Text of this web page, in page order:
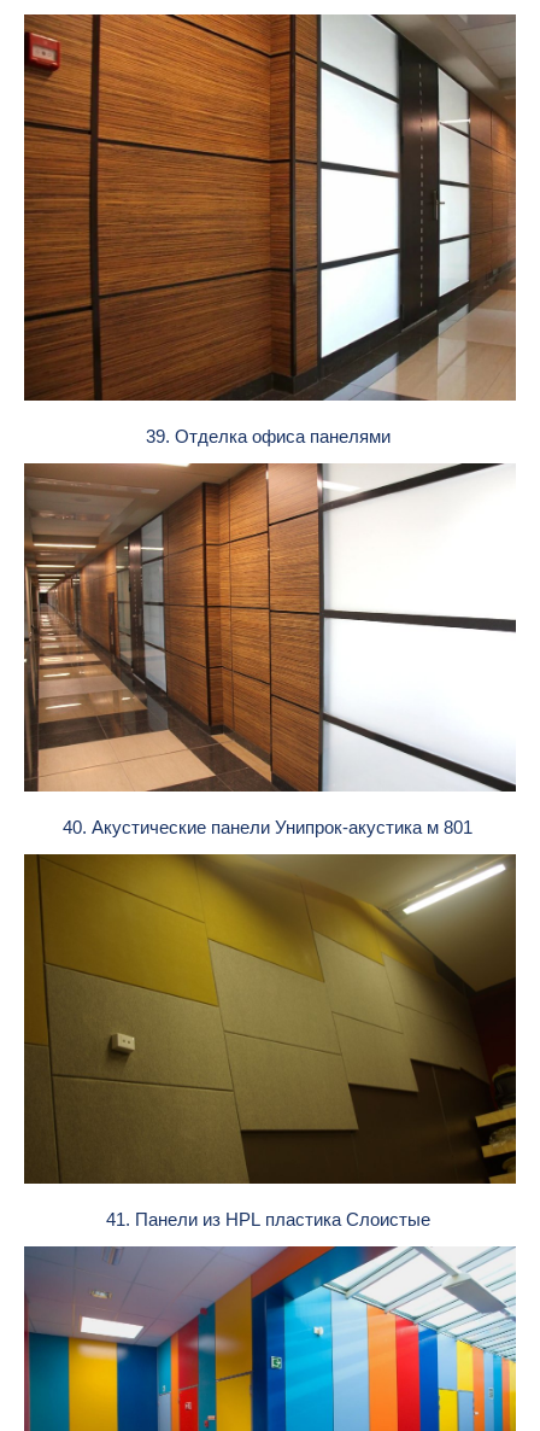
39. Отделка офиса панелями
40. Акустические панели Унипрок-акустика м 801
41. Панели из HPL пластика Слоистые